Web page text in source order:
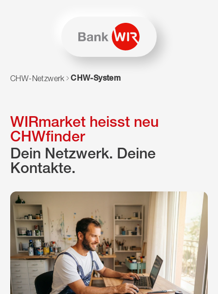
Zum Navigieren dieser Seite wird JavaScript benötigt.
CHW-Netzwerk CHW-System
WIRmarket heisst neu
CHWfinder
Dein Netzwerk. Deine
Kontakte.